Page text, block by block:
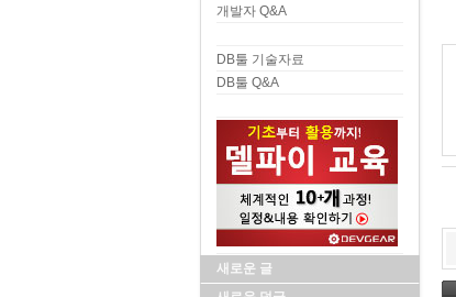
개발자 Q&A
DB툴 기술자료
DB툴 Q&A
새로운 글